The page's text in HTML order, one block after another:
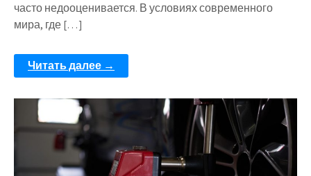
часто недооценивается. В условиях современного
мира, где […]
Читать далее →